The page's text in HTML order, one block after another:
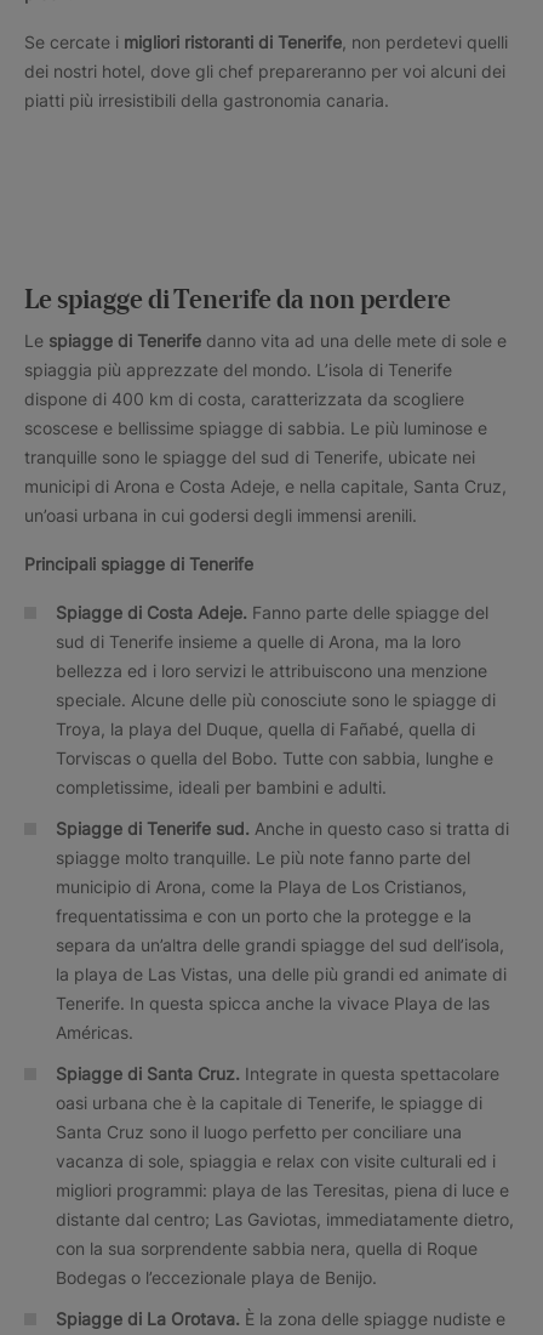
Se cercate i migliori ristoranti di Tenerife , non perdetevi quelli
dei nostri hotel, dove gli chef prepareranno per voi alcuni dei
piatti più irresistibili della gastronomia canaria.
Le spiagge di Tenerife da non perdere
Le spiagge di Tenerife danno vita ad una delle mete di sole e
spiaggia più apprezzate del mondo. L’isola di Tenerife
dispone di 400 km di costa, caratterizzata da scogliere
scoscese e bellissime spiagge di sabbia. Le più luminose e
tranquille sono le spiagge del sud di Tenerife, ubicate nei
municipi di Arona e Costa Adeje, e nella capitale, Santa Cruz,
un’oasi urbana in cui godersi degli immensi arenili.
Principali spiagge di Tenerife
Spiagge di Costa Adeje. Fanno parte delle spiagge del
sud di Tenerife insieme a quelle di Arona, ma la loro
bellezza ed i loro servizi le attribuiscono una menzione
speciale. Alcune delle più conosciute sono le spiagge di
Troya, la playa del Duque, quella di Fañabé, quella di
Torviscas o quella del Bobo. Tutte con sabbia, lunghe e
completissime, ideali per bambini e adulti.
Spiagge di Tenerife sud. Anche in questo caso si tratta di
spiagge molto tranquille. Le più note fanno parte del
municipio di Arona, come la Playa de Los Cristianos,
frequentatissima e con un porto che la protegge e la
separa da un’altra delle grandi spiagge del sud dell’isola,
la playa de Las Vistas, una delle più grandi ed animate di
Tenerife. In questa spicca anche la vivace Playa de las
Américas.
Spiagge di Santa Cruz. Integrate in questa spettacolare
oasi urbana che è la capitale di Tenerife, le spiagge di
Santa Cruz sono il luogo perfetto per conciliare una
vacanza di sole, spiaggia e relax con visite culturali ed i
migliori programmi: playa de las Teresitas, piena di luce e
distante dal centro; Las Gaviotas, immediatamente dietro,
con la sua sorprendente sabbia nera, quella di Roque
Bodegas o l’eccezionale playa de Benijo.
Spiagge di La Orotava. È la zona delle spiagge nudiste e